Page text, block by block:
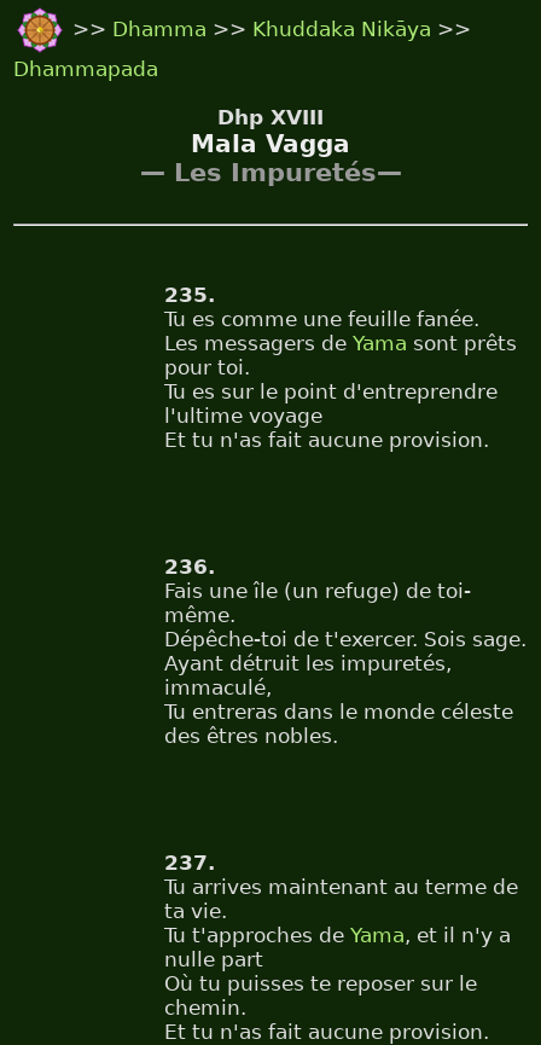
>> Dhamma >> Khuddaka Nikāya >>
Dhammapada
Dhp XVIII
Mala Vagga
— Les Impuretés—
235.
Tu es comme une feuille fanée.
Les messagers deYama sont prêts
pour toi.
Tu es sur le point d'entreprendre
l'ultime voyage
Et tu n'as fait aucune provision.
236.
Fais une île (un refuge) de toi-
même.
Dépêche-toi de t'exercer. Sois sage.
Ayant détruit les impuretés,
immaculé,
Tu entreras dans le monde céleste
des êtres nobles.
237.
Tu arrives maintenant au terme de
ta vie.
Tu t'approches deYama, et il n'y a
nulle part
Où tu puisses te reposer sur le
chemin.
Et tu n'as fait aucune provision.